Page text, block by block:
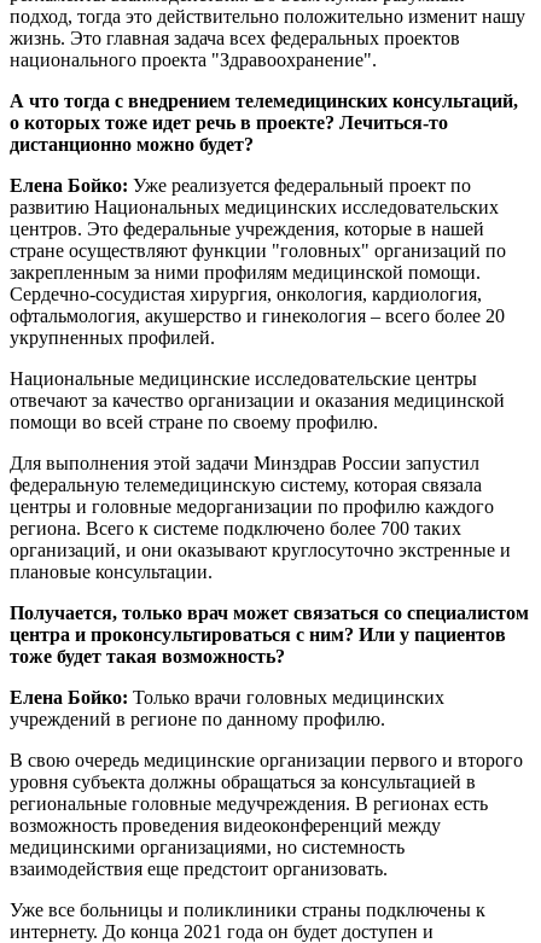
подход, тогда это действительно положительно изменит нашу
жизнь. Это главная задача всех федеральных проектов
национального проекта "Здравоохранение".
А что тогда с внедрением телемедицинских консультаций,
о которых тоже идет речь в проекте? Лечиться-то
дистанционно можно будет?
Елена Бойко: Уже реализуется федеральный проект по
развитию Национальных медицинских исследовательских
центров. Это федеральные учреждения, которые в нашей
стране осуществляют функции "головных" организаций по
закрепленным за ними профилям медицинской помощи.
Сердечно-сосудистая хирургия, онкология, кардиология,
офтальмология, акушерство и гинекология – всего более 20
укрупненных профилей.
Национальные медицинские исследовательские центры
отвечают за качество организации и оказания медицинской
помощи во всей стране по своему профилю.
Для выполнения этой задачи Минздрав России запустил
федеральную телемедицинскую систему, которая связала
центры и головные медорганизации по профилю каждого
региона. Всего к системе подключено более 700 таких
организаций, и они оказывают круглосуточно экстренные и
плановые консультации.
Получается, только врач может связаться со специалистом
центра и проконсультироваться с ним? Или у пациентов
тоже будет такая возможность?
Елена Бойко: Только врачи головных медицинских
учреждений в регионе по данному профилю.
В свою очередь медицинские организации первого и второго
уровня субъекта должны обращаться за консультацией в
региональные головные медучреждения. В регионах есть
возможность проведения видеоконференций между
медицинскими организациями, но системность
взаимодействия еще предстоит организовать.
Уже все больницы и поликлиники страны подключены к
интернету. До конца 2021 года он будет доступен и